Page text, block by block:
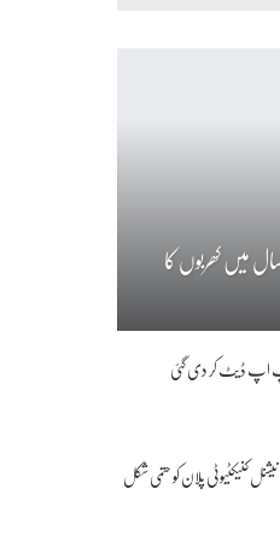
میں کھربوں کا
اپ ڈیٹ کر دی گئی
کنیکٹیوٹی پلان کو حتمی شکل